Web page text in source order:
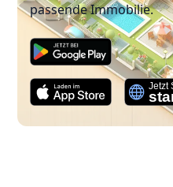
passende Immobilie.